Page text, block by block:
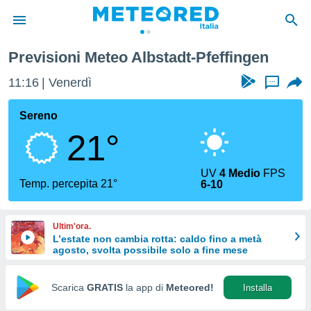
di
per
le
di
Web
Previsioni Meteo Albstadt-Pfeffingen
11:16 Venerdì ...
Sereno
21°
Temp. percepita 21°
UV4 Medio FPS
6-10
Ultim'ora.
L’estate non cambia rotta: caldo fino a metà
agosto, svolta possibile solo a fine mese
Scarica GRATIS la app di Meteored! Installa